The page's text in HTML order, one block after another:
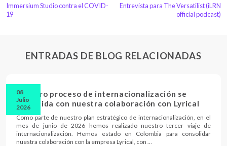
Immersium Studio contra el COVID-
19
Entrevista para The Versatilist (iLRN
official podcast)
ENTRADAS DE BLOG RELACIONADAS
08
Julio
2026
Nuestro proceso de internacionalización se
consolida con nuestra colaboración con Lyrical
Como parte de nuestro plan estratégico de internacionalización, en el
mes de junio de 2026 hemos realizado nuestro tercer viaje de
internacionalización. Hemos estado en Colombia para consolidar
nuestra colaboración con la empresa Lyrical, con …